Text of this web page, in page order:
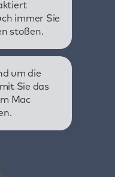
immer Sie
stoßen.
um die
Sie das
Mac